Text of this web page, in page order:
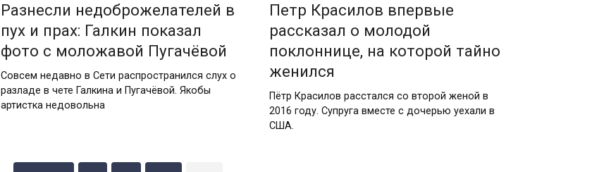
Разнесли недоброжелателей в
пух и прах: Галкин показал
фото с моложавой Пугачёвой
Совсем недавно в Сети распространился слух о
разладе в чете Галкина и Пугачёвой. Якобы
артистка недовольна
Петр Красилов впервые
рассказал о молодой
поклоннице, на которой тайно
женился
Пётр Красилов расстался со второй женой в
2016 году. Супруга вместе с дочерью уехали в
США.